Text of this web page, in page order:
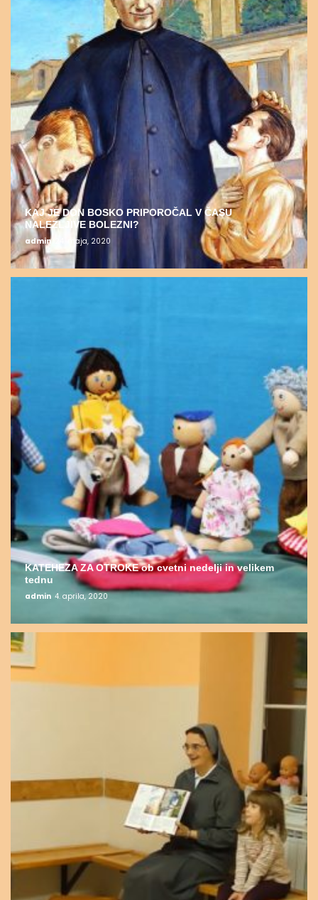
KAJ JE DON BOSKO PRIPOROČAL V ČASU
NALEZLJIVE BOLEZNI?
admin 24. maja, 2020
KATEHEZA ZA OTROKE ob cvetni nedelji in velikem
tednu
admin 4. aprila, 2020